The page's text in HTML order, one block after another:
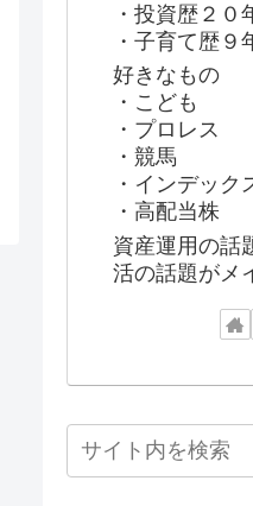
・投資歴２０
・子育て歴９
好きなもの
・こども
・プロレス
・競馬
・インデック
・高配当株
資産運用の話
活の話題がメ